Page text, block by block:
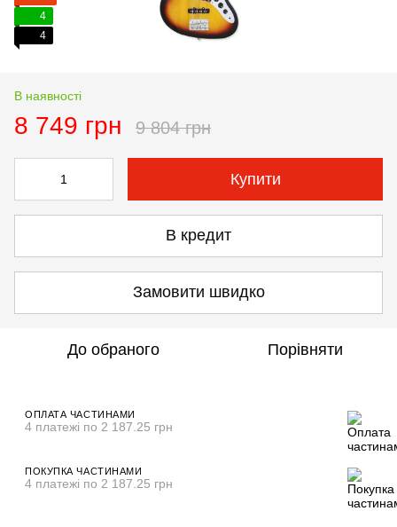
4
4
В наявності
8 749 грн 9 804 грн
Купити
В кредит
Замовити швидко
До обраного Порівняти
ОПЛАТА ЧАСТИНАМИ
4 платежі по 2 187.25 грн
ПОКУПКА ЧАСТИНАМИ
4 платежі по 2 187.25 грн